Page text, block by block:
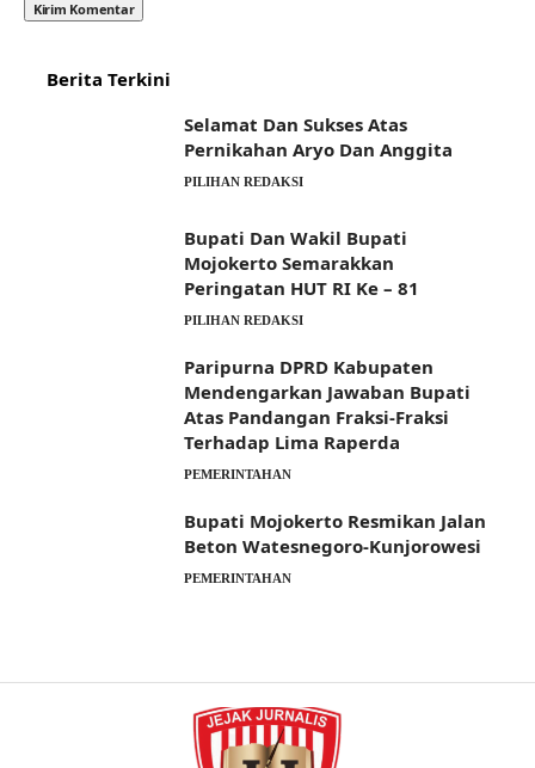
Berita Terkini
Selamat Dan Sukses Atas
Pernikahan Aryo Dan Anggita
PILIHAN REDAKSI
Bupati Dan Wakil Bupati
Mojokerto Semarakkan
Peringatan HUT RI Ke – 81
PILIHAN REDAKSI
Paripurna DPRD Kabupaten
Mendengarkan Jawaban Bupati
Atas Pandangan Fraksi-Fraksi
Terhadap Lima Raperda
PEMERINTAHAN
Bupati Mojokerto Resmikan Jalan
Beton Watesnegoro-Kunjorowesi
PEMERINTAHAN